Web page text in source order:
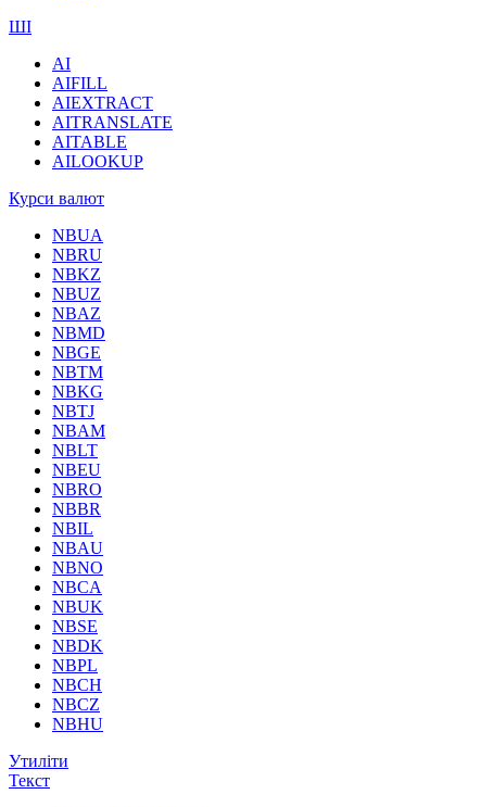
ШІ
AI
AIFILL
AIEXTRACT
AITRANSLATE
AITABLE
AILOOKUP
Курси валют
NBUA
NBRU
NBKZ
NBUZ
NBAZ
NBMD
NBGE
NBTM
NBKG
NBTJ
NBAM
NBLT
NBEU
NBRO
NBBR
NBIL
NBAU
NBNO
NBCA
NBUK
NBSE
NBDK
NBPL
NBCH
NBCZ
NBHU
Утиліти
Текст